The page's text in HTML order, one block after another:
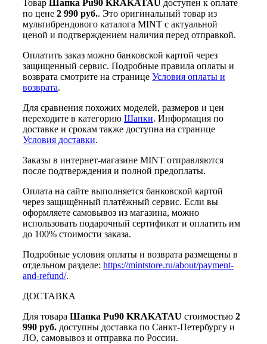
Товар Шапка Pu90 KRAKATAU доступен к оплате
по цене 2 990 руб.. Это оригинальный товар из
мультибрендового каталога MINT с актуальной
ценой и подтверждением наличия перед отправкой.
Оплатить заказ можно банковской картой через
защищенный сервис. Подробные правила оплаты и
возврата смотрите на странице Условия оплаты и
возврата.
Для сравнения похожих моделей, размеров и цен
переходите в категорию Шапки. Информация по
доставке и срокам также доступна на странице
Условия доставки.
Заказы в интернет-магазине MINT отправляются
после подтверждения и полной предоплаты.
Оплата на сайте выполняется банковской картой
через защищённый платёжный сервис. Если вы
оформляете самовывоз из магазина, можно
использовать подарочный сертификат и оплатить им
до 100% стоимости заказа.
Подробные условия оплаты и возврата размещены в
отдельном разделе: https://mintstore.ru/about/payment-
and-refund/.
ДОСТАВКА
Для товара Шапка Pu90 KRAKATAU стоимостью 2
990 руб. доступны доставка по Санкт-Петербургу и
ЛО, самовывоз и отправка по России.